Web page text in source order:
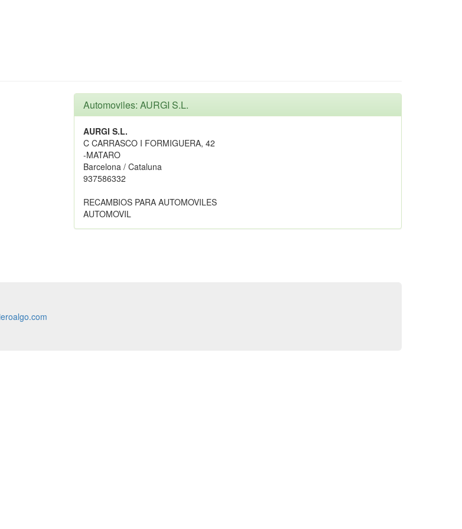
Automoviles: AURGI S.L.
AURGI S.L.
C CARRASCO I FORMIGUERA, 42
-MATARO
Barcelona / Cataluna
937586332
RECAMBIOS PARA AUTOMOVILES
AUTOMOVIL